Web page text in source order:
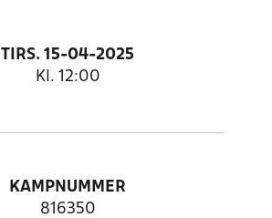
TIRS. 15-04-2025
Kl. 12:00
KAMPNUMMER
816350